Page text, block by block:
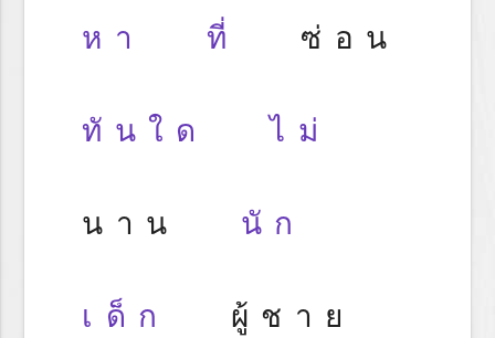
หา ที่ ซ่อน
ทันใด ไม่
นาน นัก
เด็ก ผู้ชาย